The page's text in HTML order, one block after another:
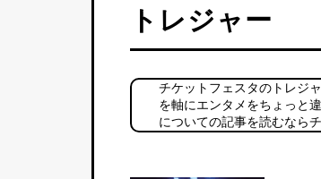
トレジャー
チケットフェスタのトレジ
を軸にエンタメをちょっと
についての記事を読むなら